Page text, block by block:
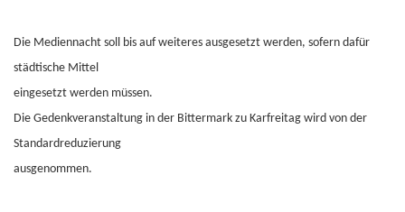
Die Mediennacht soll bis auf weiteres ausgesetzt werden, sofern dafür
städtische Mittel
eingesetzt werden müssen.
Die Gedenkveranstaltung in der Bittermark zu Karfreitag wird von der
Standardreduzierung
ausgenommen.